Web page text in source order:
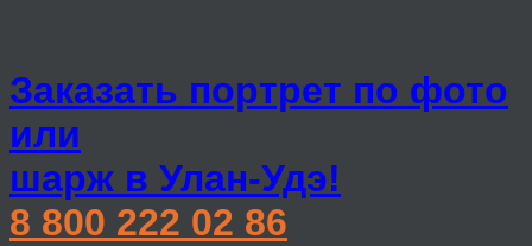
Заказать портрет по фото
или
шарж в Улан-Удэ!
8 800 222 02 86